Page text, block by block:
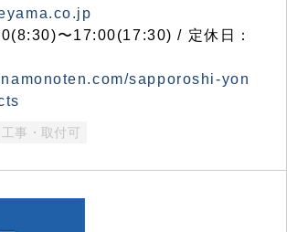
〜17:00(17:30) / 定休日：
sapporoshi-yon
工事・取付可